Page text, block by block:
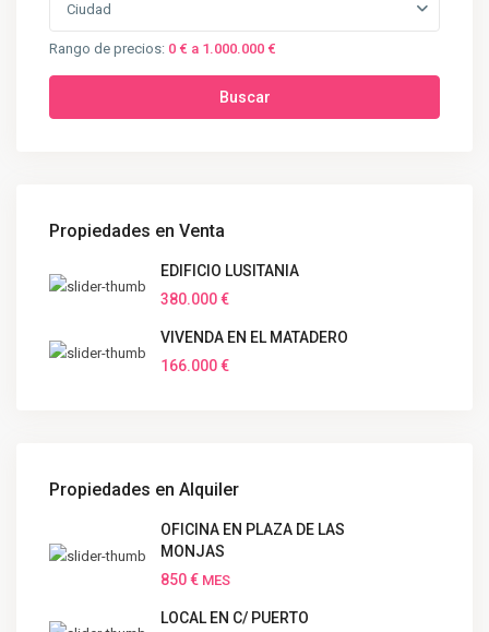
Ciudad
Rango de precios: 0 € a 1.000.000 €
Buscar
Propiedades en Venta
EDIFICIO LUSITANIA
380.000 €
VIVENDA EN EL MATADERO
166.000 €
Propiedades en Alquiler
OFICINA EN PLAZA DE LAS
MONJAS
850 € MES
LOCAL EN C/ PUERTO